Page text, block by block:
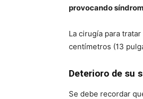
provocando
La cirugía para
centímetros (13
Deterioro de su
Se debe recordar